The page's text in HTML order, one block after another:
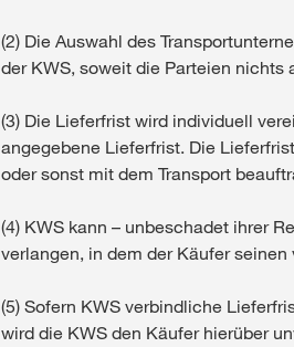
(2) Die Auswahl des
der KWS, soweit die Parteien nichts
(3) Die Lieferfrist wird individuell
angegebene Lieferfrist. Die
oder sonst mit dem Transport
(4) KWS kann – unbeschadet ihrer
verlangen, in dem der Käufer
(5) Sofern KWS verbindliche
wird die KWS den Käufer hierüber